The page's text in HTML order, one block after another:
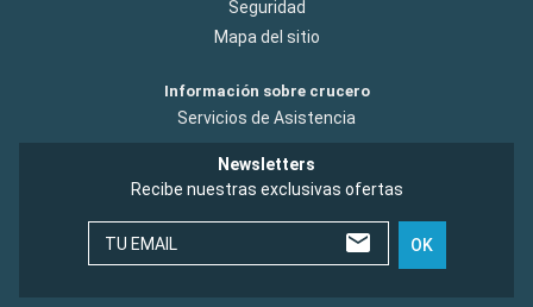
Seguridad
Mapa del sitio
Información sobre crucero
Servicios de Asistencia
Newsletters
Recibe nuestras exclusivas ofertas
TU EMAIL OK